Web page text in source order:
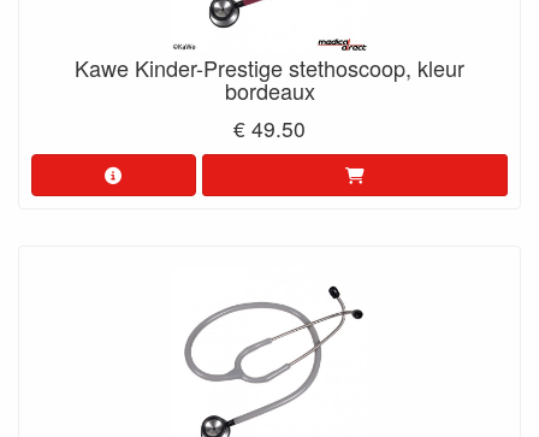
Kawe Kinder-Prestige stethoscoop, kleur
bordeaux
€ 49.50